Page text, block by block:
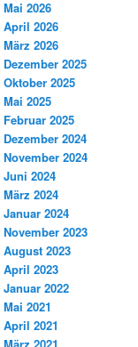
Mai 2026
April 2026
März 2026
Dezember 2025
Oktober 2025
Mai 2025
Februar 2025
Dezember 2024
November 2024
Juni 2024
März 2024
Januar 2024
November 2023
August 2023
April 2023
Januar 2022
Mai 2021
April 2021